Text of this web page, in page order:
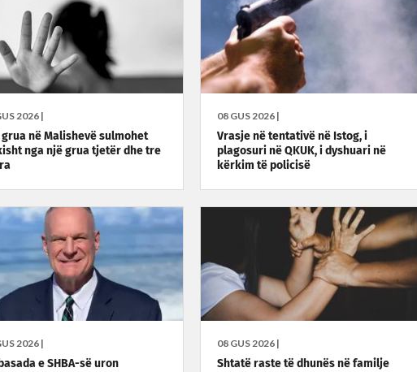
2026 |
grua në Malishevë sulmohet
nga një grua tjetër dhe tre
08 GUS 2026 |
Vrasje në tentativë në Istog, i
plagosuri në QKUK, i dyshuari në
kërkim të policisë
2026 |
e SHBA-së uron
08 GUS 2026 |
Shtatë raste të dhunës në familje